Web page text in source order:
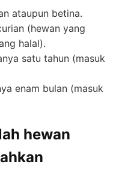
ataupun betina.
(hewan yang
halal).
satu tahun (masuk
enam bulan (masuk
hewan